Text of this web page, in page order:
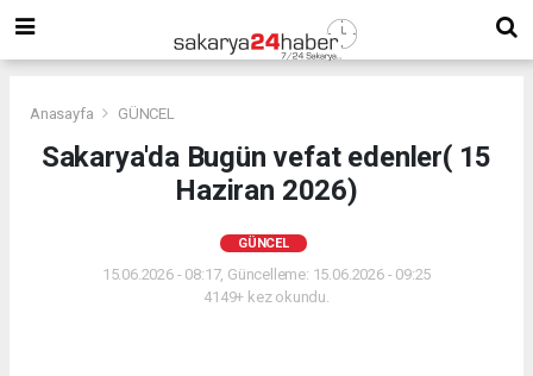
Anasayfa GÜNCEL
Sakarya'da Bugün vefat edenler( 15
Haziran 2026)
GÜNCEL
15.06.2026 - 08:17, Güncelleme: 15.06.2026 - 09:25
4149+ kez okundu.